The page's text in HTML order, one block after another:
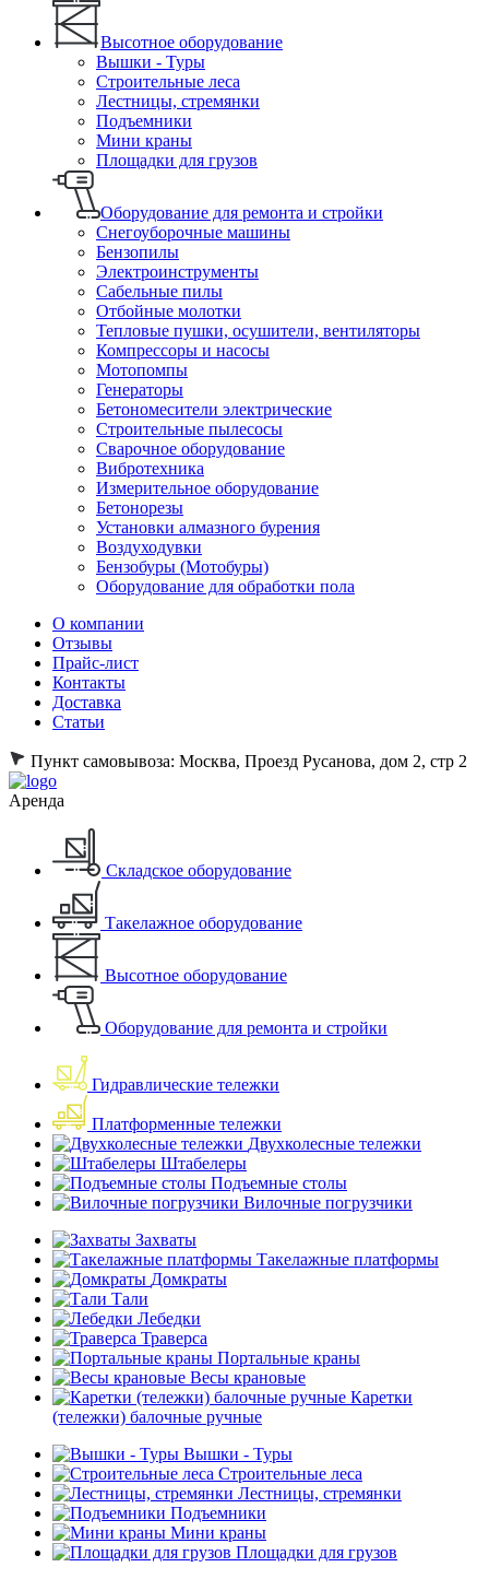
Высотное оборудование
Вышки - Туры
Строительные леса
Лестницы, стремянки
Подъемники
Мини краны
Площадки для грузов
Оборудование для ремонта и стройки
Снегоуборочные машины
Бензопилы
Электроинструменты
Сабельные пилы
Отбойные молотки
Тепловые пушки, осушители, вентиляторы
Компрессоры и насосы
Мотопомпы
Генераторы
Бетономесители электрические
Строительные пылесосы
Сварочное оборудование
Вибротехника
Измерительное оборудование
Бетонорезы
Установки алмазного бурения
Воздуходувки
Бензобуры (Мотобуры)
Оборудование для обработки пола
О компании
Отзывы
Прайс-лист
Контакты
Доставка
Статьи
Пункт самовывоза: Москва, Проезд Русанова, дом 2, стр 2
Аренда
Складское оборудование
Такелажное оборудование
Высотное оборудование
Оборудование для ремонта и стройки
Гидравлические тележки
Платформенные тележки
Двухколесные тележки
Штабелеры
Подъемные столы
Вилочные погрузчики
Захваты
Такелажные платформы
Домкраты
Тали
Лебедки
Траверса
Портальные краны
Весы крановые
Каретки
(тележки) балочные ручные
Вышки - Туры
Строительные леса
Лестницы, стремянки
Подъемники
Мини краны
Площадки для грузов